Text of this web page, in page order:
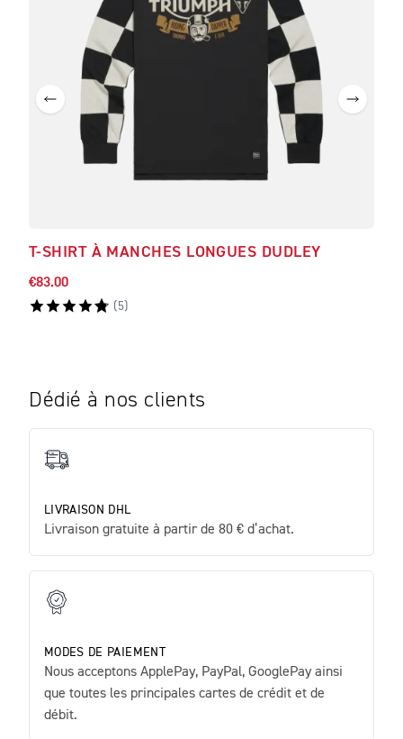
T-SHIRT À MANCHES LONGUES DUDLEY
€83.00
( 5)
Dédié à nos clients
LIVRAISON DHL
Livraison gratuite à partir de 80 € d’achat.
MODES DE PAIEMENT
Nous acceptons ApplePay, PayPal, GooglePay ainsi
que toutes les principales cartes de crédit et de
débit.